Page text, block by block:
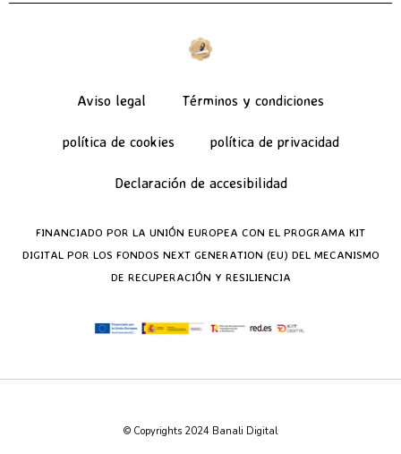
Aviso legal Términos y condiciones
política de cookies política de privacidad
Declaración de accesibilidad
FINANCIADO POR LA UNIÓN EUROPEA CON EL PROGRAMA KIT
DIGITAL POR LOS FONDOS NEXT GENERATION (EU) DEL MECANISMO
DE RECUPERACIÓN Y RESILIENCIA
© Copyrights 2024 Banali Digital